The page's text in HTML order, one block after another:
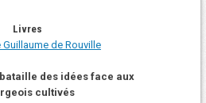
Livres
Guillaume de Rouville
des idées face aux
cultivés